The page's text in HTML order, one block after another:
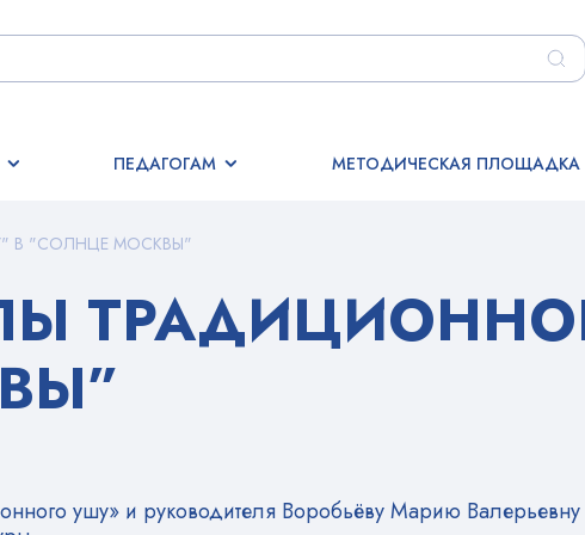
ПЕДАГОГАМ МЕТОДИЧЕСКАЯ ПЛОЩАДКА
В "СОЛНЦЕ МОСКВЫ"
ушу» и руководителя Воробьёву Марию Валерьевну